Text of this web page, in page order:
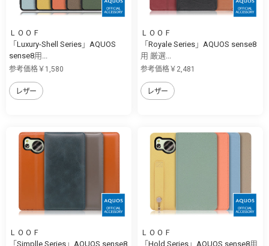
ＬＯＯＦ
「Luxury-Shell Series」AQUOS
sense8用...
参考価格￥1,580
レザー
ＬＯＯＦ
「Royale Series」AQUOS sense8
用 厳選...
参考価格￥2,481
レザー
ＬＯＯＦ
「Simplle Series」AQUOS sense8
ＬＯＯＦ
「Hold Series」AQUOS sense8用